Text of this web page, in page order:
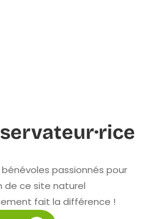
passionnés pour
de ce site naturel
fait la différence !